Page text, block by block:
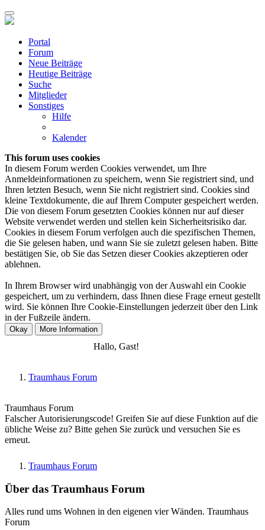
Portal
Forum
Neue Beiträge
Heutige Beiträge
Suche
Mitglieder
Sonstiges
Hilfe
Kalender
This forum uses cookies
In diesem Forum werden Cookies verwendet, um Ihre
Anmeldeinformationen zu speichern, wenn Sie registriert sind, und
Ihren letzten Besuch, wenn Sie nicht registriert sind. Cookies sind
kleine Textdokumente, die auf Ihrem Computer gespeichert werden.
Die von diesem Forum gesetzten Cookies können nur auf dieser
Website verwendet werden und stellen kein Sicherheitsrisiko dar.
Cookies in diesem Forum verfolgen auch die spezifischen Themen,
die Sie gelesen haben, und wann Sie sie zuletzt gelesen haben. Bitte
bestätigen Sie, ob Sie das Setzen dieser Cookies akzeptieren oder
ablehnen.
In Ihrem Browser wird unabhängig von der Auswahl ein Cookie
gespeichert, um zu verhindern, dass Ihnen diese Frage erneut gestellt
wird. Sie können Ihre Cookie-Einstellungen jederzeit über den Link
in der Fußzeile ändern.
Hallo, Gast!
Traumhaus Forum
Traumhaus Forum
Falscher Autorisierungscode! Greifen Sie auf diese Funktion auf die
übliche Weise zu? Bitte gehen Sie zurück und versuchen Sie es
erneut.
Traumhaus Forum
Über das Traumhaus Forum
Alles rund ums Wohnen in den eigenen vier Wänden. Traumhaus
Forum